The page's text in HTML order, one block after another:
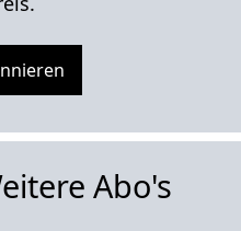
Abo's